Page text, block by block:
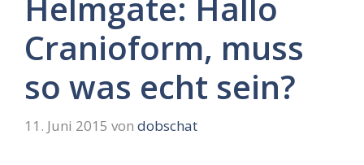
Cranioform, muss
so was echt sein?
11. Juni 2015 von dobschat